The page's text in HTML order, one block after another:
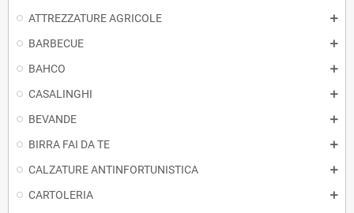
ATTREZZATURE AGRICOLE
BARBECUE
BAHCO
CASALINGHI
BEVANDE
BIRRA FAI DA TE
CALZATURE ANTINFORTUNISTICA
CARTOLERIA